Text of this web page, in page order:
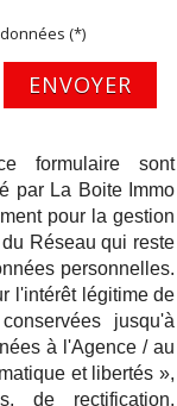
(*)
ENVOYER
formulaire sont
par La Boite Immo
pour la gestion
Réseau qui reste
personnelles.
l'intérêt légitime de
jusqu'à
à l'Agence / au
et libertés »,
de rectification,